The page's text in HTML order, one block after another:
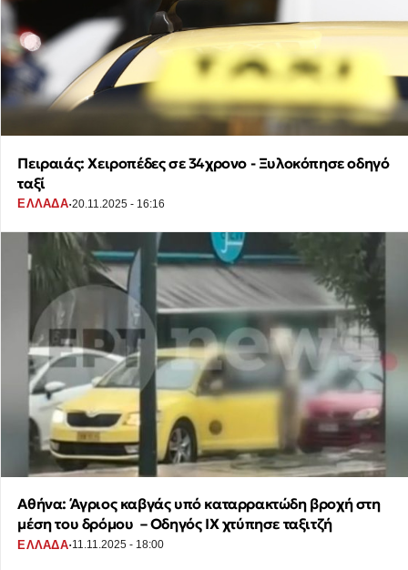
Πειραιάς: Χειροπέδες σε 34χρονο - Ξυλοκόπησε οδηγό
ταξί
ΕΛΛΑΔΑ·20.11.2025 - 16:16
Αθήνα: Άγριος καβγάς υπό καταρρακτώδη βροχή στη
μέση του δρόμου – Οδηγός ΙΧ χτύπησε ταξιτζή
ΕΛΛΑΔΑ·11.11.2025 - 18:00